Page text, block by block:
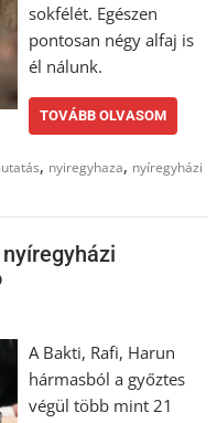
sokfélét. Egészen
pontosan négy alfaj is
él nálunk.
TOVÁBB OLVASOM
, nyiregyhaza, nyíregyházi
A Bakti, Rafi, Harun
hármasból a győztes
végül több mint 21